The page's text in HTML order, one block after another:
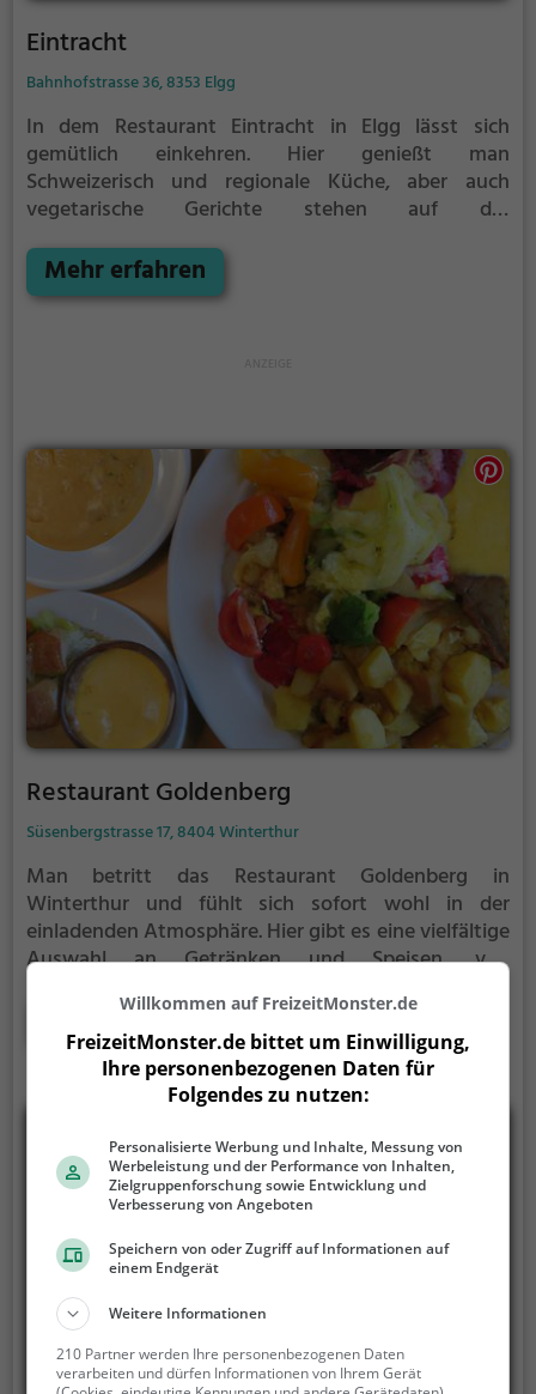
Eintracht
Bahnhofstrasse 36, 8353 Elgg
In dem Restaurant Eintracht in Elgg lässt sich
gemütlich einkehren. Hier genießt man
Schweizerisch und regionale Küche, aber auch
vegetarische Gerichte stehen auf der
Frühstück oder für ein Abendessen, hier findet man
für jeden Geschmack das passende Angebot. Die
Mehr erfahren
Restaurant Goldenberg
Süsenbergstrasse 17, 8404 Winterthur
Man betritt das Restaurant Goldenberg in
Winterthur und fühlt sich sofort wohl in der
einladenden Atmosphäre. Hier gibt es eine vielfältige
Auswahl an Getränken und Speisen, von
gesunden und veganen Gerichten. Auch Halal-
Speisen und Biogerichte stehen auf der Speisekarte.
Die Cocktailauswahl ist beeindruckend und
verspricht unvergessliche Genussmomente. Ob für
Brunch, im Restaurant Goldenberg findet man eine
abwechslungsreiche Auswahl, die keine Wünsche
offen lässt. Wer die kulinarische Vielfalt der Schweiz
in modernem Ambiente erleben möchte, ist hier
genau richtig.
Mehr erfahren
Willkommen auf FreizeitMonster.de
FreizeitMonster.de bittet um Einwilligung,
Ihre personenbezogenen Daten für
Folgendes zu nutzen:
Personalisierte Werbung und Inhalte, Messung von
Werbeleistung und der Performance von Inhalten,
Zielgruppenforschung sowie Entwicklung und
Verbesserung von Angeboten
Speichern von oder Zugriff auf Informationen auf
einem Endgerät
Weitere Informationen
210 Partner werden Ihre personenbezogenen Daten
verarbeiten und dürfen Informationen von Ihrem Gerät